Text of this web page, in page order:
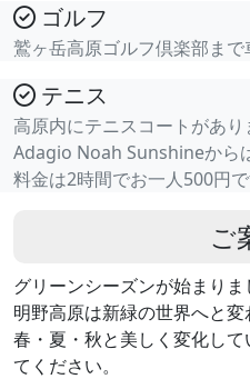
ゴルフ
鷲ヶ岳高原ゴルフ倶楽部ま
テニス
高原内にテニスコートがあ
Adagio Noah Sunshineから
料金は2時間でお一人500円で
ご
グリーンシーズンが始まり
明野高原は新緑の世界へと
春・夏・秋と美しく変化し
てください。